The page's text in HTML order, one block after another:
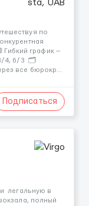
по
Гибкий график —
8/4, 6/3 🗂
все бюрокр...
Подписаться
легальную в
полный